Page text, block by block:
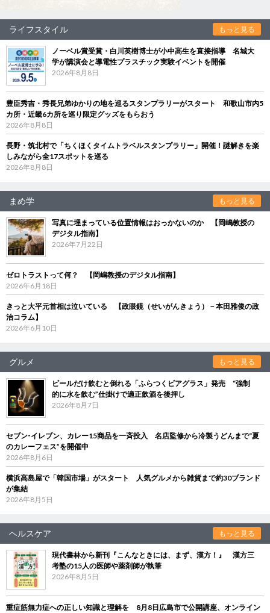
ライフスタイル もっと見る
ノーベル賞受賞・白川英樹博士が小中高生を直接指導 名城大
学が講演会と導電性プラスチック実験イベントを開催
2026年8月8日
豊臣秀吉・秀長兄弟ゆかりの地を巡るスタンプラリーがスタート 和歌山市内5
カ所・近畿6カ所を巡り限定グッズをもらおう
2026年8月8日
長野・筑北村で「ちくほくタイムトラベルスタンプラリー」開催！謎解きを楽
しみながら全17スポットを巡る
2026年8月8日
まめ学 もっと見る
写真に埋まっている位置情報はおっかないのか 【岡嶋教授の
デジタル指南】
2026年7月22日
ゼロトラストって何？ 【岡嶋教授のデジタル指南】
2026年6月18日
きっと大平元首相は泣いている 【政眼鏡（せいがんきょう）－本田雅俊の政
治コラム】
2026年6月10日
グルメ もっと見る
ビールだけ飲むと倒れる「ふらつくビアグラス」発売 “強制
的に水を飲む”仕掛けで適正飲酒を後押し
2026年8月7日
セブン‐イレブン、カレー15商品を一斉投入 名店監修から冷製うどんまで“夏
のカレーフェス”を開催中
2026年8月6日
横浜高島屋で「韓国市場」がスタート 人気グルメから雑貨まで約30ブランド
が集結
2026年8月5日
ヘルスケア もっと見る
現代書林から新刊『こんなときには、まず、漢方！』 漢方三
考塾の15人の医師や薬剤師が執筆
2026年8月5日
重症筋無力症への正しい知識と理解を 8月8日広島市で公開講座、オンライン